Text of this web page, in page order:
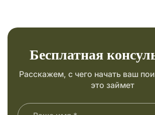
Бесплатная
Расскажем, с чего начать ваш
это займет